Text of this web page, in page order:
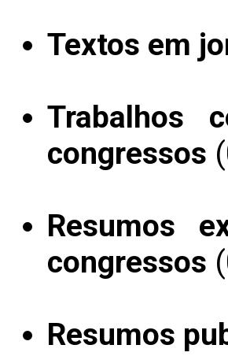
Textos em
Trabalhos
congressos
Resumos
congressos
Resumos